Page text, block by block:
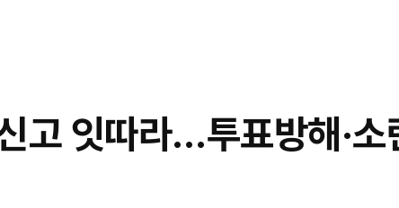
고 잇따라…투표방해·소